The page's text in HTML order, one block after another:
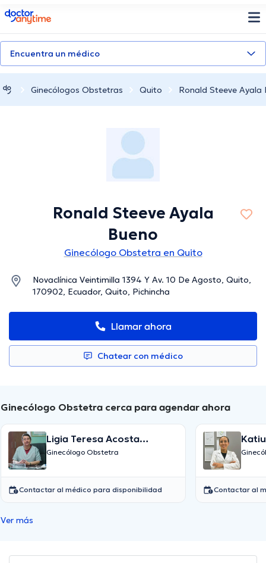
doctoranytime
Encuentra un médico
Ginecólogos Obstetras Quito Ronald Steeve Ayala
Ronald Steeve Ayala
Bueno
Ginecólogo Obstetra en Quito
Novaclínica Veintimilla 1394 Y Av. 10 De Agosto, Quito,
170902, Ecuador, Quito, Pichincha
Llamar ahora
Chatear con médico
Ginecólogo Obstetra cerca para agendar ahora
Ligia Teresa Acosta
Reinoso
Ginecólogo Obstetra
Contactar al médico para disponibilidad Contactar al
Ver más